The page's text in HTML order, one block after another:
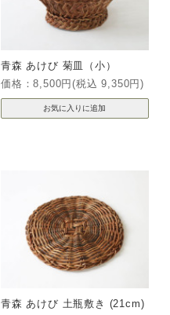
青森 あけび 菊皿（小）
価格：8,500円(税込 9,350円)
青森 あけび 土瓶敷き (21cm)